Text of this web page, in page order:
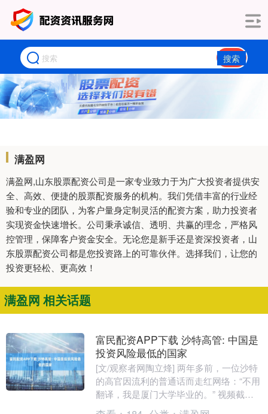
搜索
满盈网
满盈网,山东股票配资公司是一家专业致力于为广大投资者提供安
全、高效、便捷的股票配资服务的机构。我们凭借丰富的行业经
验和专业的团队，为客户量身定制灵活的配资方案，助力投资者
实现资金快速增长。公司秉承诚信、透明、共赢的理念，严格风
控管理，保障客户资金安全。无论您是新手还是资深投资者，山
东股票配资公司都是您投资路上的可靠伙伴。选择我们，让您的
投资更轻松、更高效！
满盈网 相关话题
富民配资APP下载 沙特高管: 中国是
投资风险最低的国家
[文/观察者网陶立烽] 两年多前，一位沙特
的高官因流利的普通话而走红网络：“不用
翻译，我是厦门大学毕业的。” 视频截图
近日，2025第四届绿色金融北外滩论坛